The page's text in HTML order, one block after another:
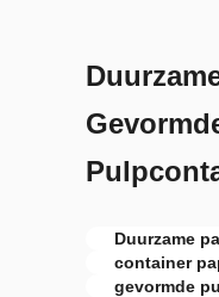
Duurzame
container
gevormde